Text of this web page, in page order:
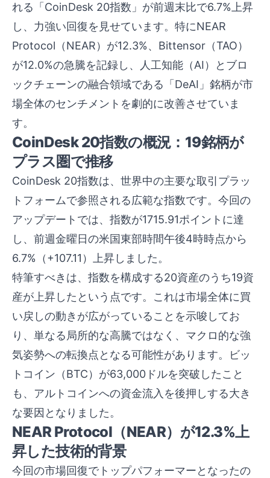
れる「CoinDesk 20指数」が前週末比で6.7%上昇
し、力強い回復を見せています。特にNEAR
Protocol（NEAR）が12.3%、Bittensor（TAO）
が12.0%の急騰を記録し、人工知能（AI）とブロ
ックチェーンの融合領域である「DeAI」銘柄が市
場全体のセンチメントを劇的に改善させていま
す。
CoinDesk 20指数の概況：19銘柄が
プラス圏で推移
CoinDesk 20指数は、世界中の主要な取引プラッ
トフォームで参照される広範な指数です。今回の
アップデートでは、指数が1715.91ポイントに達
し、前週金曜日の米国東部時間午後4時時点から
6.7%（+107.11）上昇しました。
特筆すべきは、指数を構成する20資産のうち19資
産が上昇したという点です。これは市場全体に買
い戻しの動きが広がっていることを示唆してお
り、単なる局所的な高騰ではなく、マクロ的な強
気姿勢への転換点となる可能性があります。ビッ
トコイン（BTC）が63,000ドルを突破したこと
も、アルトコインへの資金流入を後押しする大き
な要因となりました。
NEAR Protocol（NEAR）が12.3%上
昇した技術的背景
今回の市場回復でトップパフォーマーとなったの